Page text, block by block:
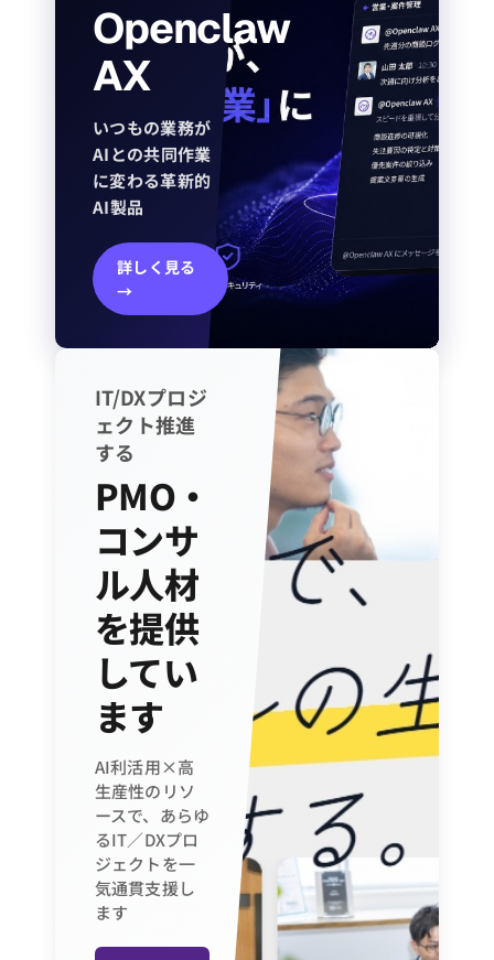
Openclaw
AX
いつもの業務が
AIとの共同作業
に変わる革新的
AI製品
詳しく見る
→
IT/DXプロジ
ェクト推進
する
PMO・
コンサ
ル人材
を提供
してい
ます
AI利活用×高
生産性のリソ
ースで、あらゆ
るIT／DXプロ
ジェクトを一
気通貫支援し
ます